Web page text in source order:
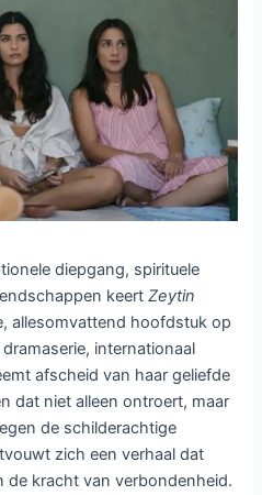
diepgang, spirituele
keertZeytin
allesomvattend hoofdstuk op
internationaal
afscheid van haar geliefde
dat niet alleen ontroert, maar
de schilderachtige
zich een verhaal dat
de kracht van verbondenheid.